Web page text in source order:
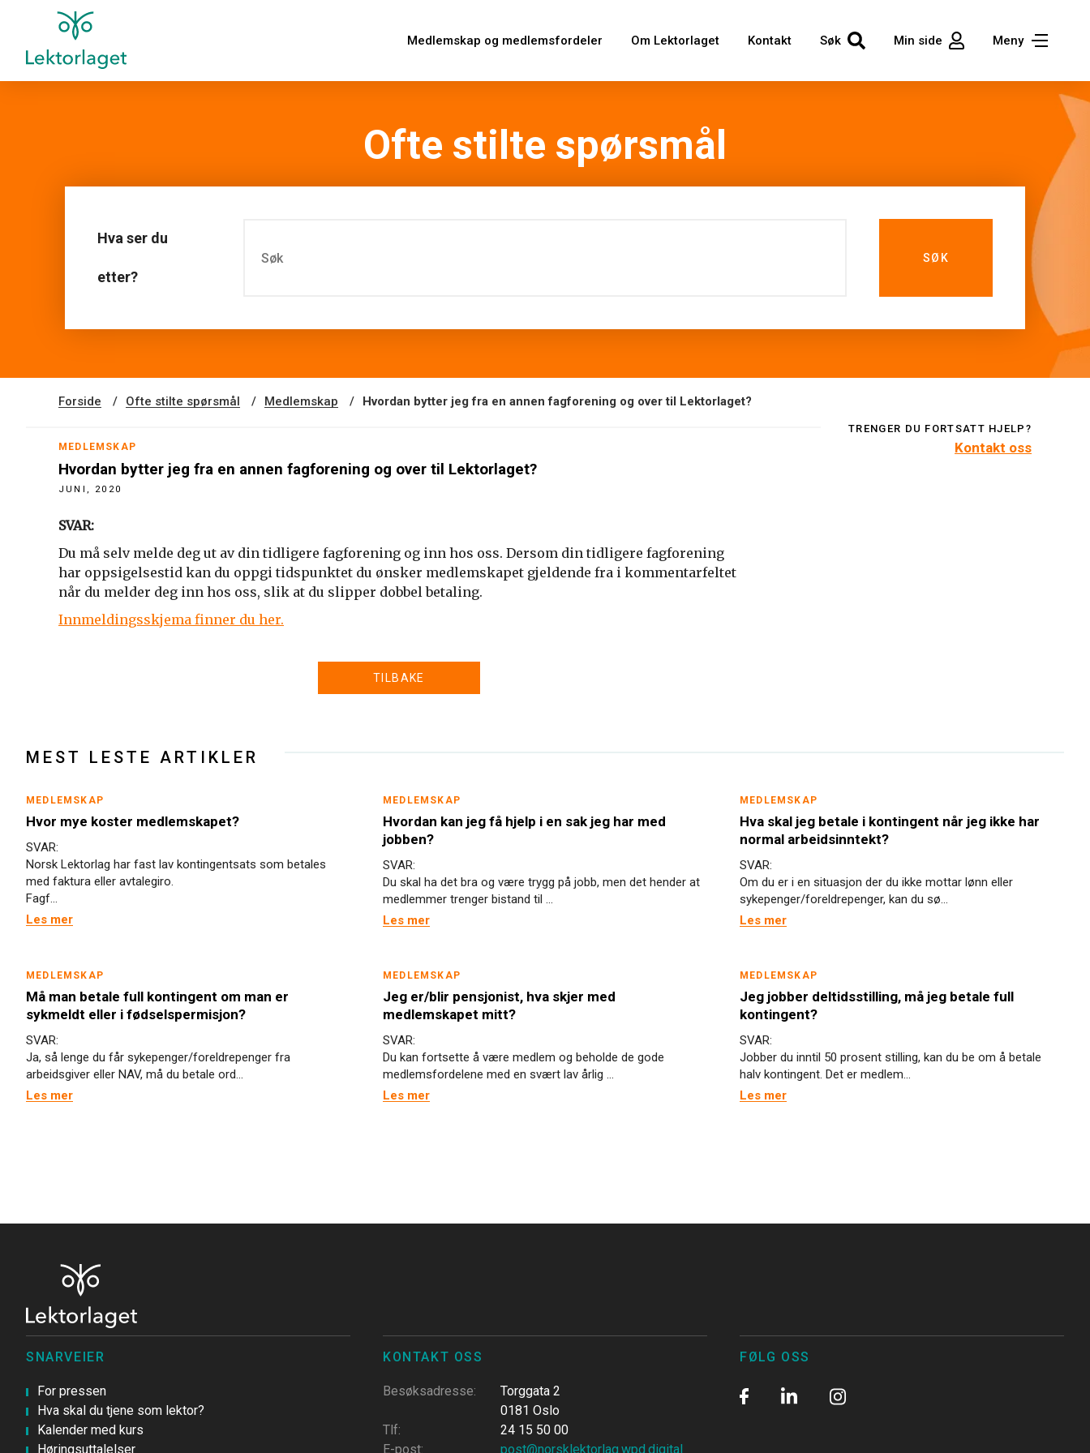
Medlemskap og medlemsfordeler Om Lektorlaget Kontakt Søk Min side Meny
Ofte stilte spørsmål
Hva ser du
etter?
SØK
Forside Ofte stilte spørsmål Medlemskap Hvordan bytter jeg fra en annen fagforening og over til Lektorlaget?
MEDLEMSKAP
Hvordan bytter jeg fra en annen fagforening og over til Lektorlaget?
JUNI, 2020
SVAR:
Du må selv melde deg ut av din tidligere fagforening og inn hos oss. Dersom din tidligere fagforening
har oppsigelsestid kan du oppgi tidspunktet du ønsker medlemskapet gjeldende fra i kommentarfeltet
når du melder deg inn hos oss, slik at du slipper dobbel betaling.
Innmeldingsskjema finner du her.
TILBAKE
TRENGER DU FORTSATT HJELP?
Kontakt oss
MEST LESTE ARTIKLER
MEDLEMSKAP
Hvor mye koster medlemskapet?
SVAR:
Norsk Lektorlag har fast lav kontingentsats som betales
med faktura eller avtalegiro.
Fagf...
Les mer
MEDLEMSKAP
Hvordan kan jeg få hjelp i en sak jeg har med
jobben?
SVAR:
Du skal ha det bra og være trygg på jobb, men det hender at
medlemmer trenger bistand til ...
Les mer
MEDLEMSKAP
Hva skal jeg betale i kontingent når jeg ikke har
normal arbeidsinntekt?
SVAR:
Om du er i en situasjon der du ikke mottar lønn eller
sykepenger/foreldrepenger, kan du sø...
Les mer
MEDLEMSKAP
Må man betale full kontingent om man er
sykmeldt eller i fødselspermisjon?
SVAR:
Ja, så lenge du får sykepenger/foreldrepenger fra
arbeidsgiver eller NAV, må du betale ord...
Les mer
MEDLEMSKAP
Jeg er/blir pensjonist, hva skjer med
medlemskapet mitt?
SVAR:
Du kan fortsette å være medlem og beholde de gode
medlemsfordelene med en svært lav årlig ...
Les mer
MEDLEMSKAP
Jeg jobber deltidsstilling, må jeg betale full
kontingent?
SVAR:
Jobber du inntil 50 prosent stilling, kan du be om å betale
halv kontingent. Det er medlem...
Les mer
SNARVEIER
For pressen
Hva skal du tjene som lektor?
Kalender med kurs
Høringsuttalelser
KONTAKT OSS
Besøksadresse:
Torggata 2
0181 Oslo
Tlf:
24 15 50 00
E-post: post@norsklektorlag.wpd.digital
FØLG OSS